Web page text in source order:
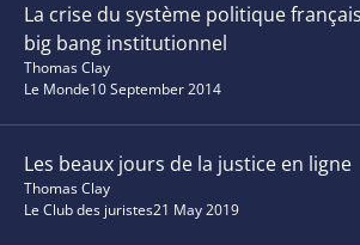
La crise du système politique
big bang institutionnel
Thomas Clay
Le Monde10 September 2014
Les beaux jours de la justice en ligne
Thomas Clay
Le Club des juristes21 May 2019